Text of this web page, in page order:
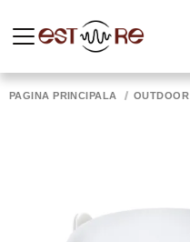
PAGINA PRINCIPALĂ OUTDOOR